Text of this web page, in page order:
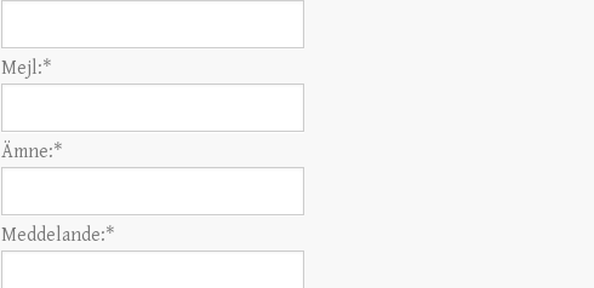
Mejl:*
Ämne:*
Meddelande:*